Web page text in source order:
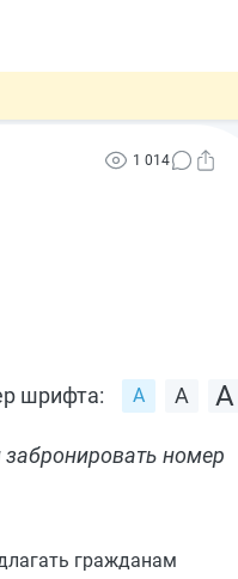
1 014
шрифта:
забронировать номер
гражданам